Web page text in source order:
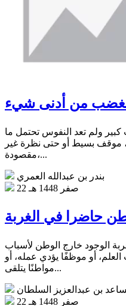
من أدنى شيء
ولم تعد النفوس تحتمل ما
موقف بسيط أو حتى نظرة غير
مقصودة،...
بندر بن عبدالله العمري
22 صفر 1448 هـ
حاضرا في الغربة
الوجود خارج الوطن لأسباب
أو موظفًا يؤدي عمله، أو
مواطنًا يتلقى...
بن عبدالعزيز السلطان
22 صفر 1448 هـ